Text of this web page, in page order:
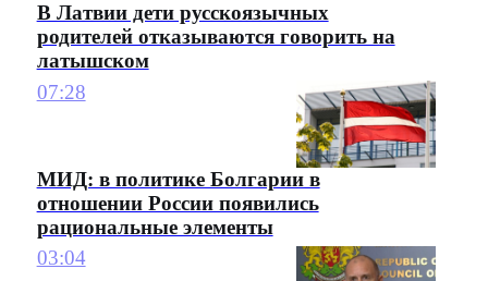
В Латвии дети русскоязычных
родителей отказываются говорить на
латышском
07:28
МИД: в политике Болгарии в
отношении России появились
рациональные элементы
03:04